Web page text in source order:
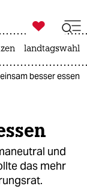

taz zahl ich
landtagswahl
besser essen
und
das mehr